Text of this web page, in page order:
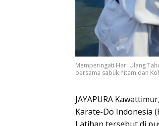
Memperingati Hari Ulang
bersama sabuk hitam dan
JAYAPURA
Karate-Do Indonesia